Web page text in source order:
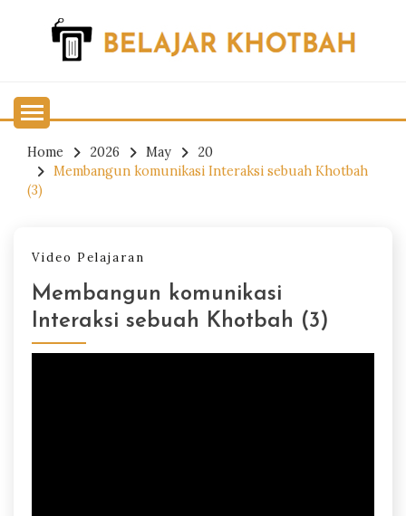
Home 2026 May
20
Membangun komunikasi Interaksi sebuah Khotbah
(3)
Video Pelajaran
Membangun komunikasi
Interaksi sebuah Khotbah (3)